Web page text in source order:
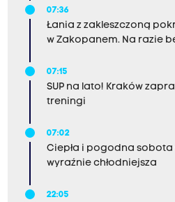
07:36
Łania z zakleszczoną
w Zakopanem. Na razie
07:15
SUP na lato! Kraków
treningi
07:02
Ciepła i pogodna sobota
wyraźnie chłodniejsza
22:05